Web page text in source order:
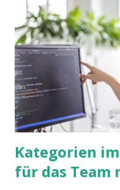
Kategorien
für das Team